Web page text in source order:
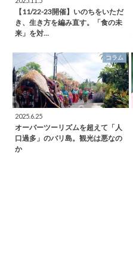
【11/22-23開催】いのちをいただ
き、生き方を編み直す。「食の未
来」を対…
コラム
2025.6.25
オーバーツーリズムを超えて「人
口過多」のバリ島。観光は悪なの
か